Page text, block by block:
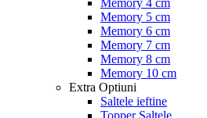
Memory 5 cm
Memory 6 cm
Memory 7 cm
Memory 8 cm
Memory 10 cm
Extra Optiuni
Saltele ieftine
Topper Saltele